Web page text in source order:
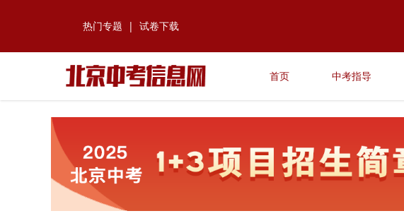
热门专题 | 试卷下载
首页 中考指导